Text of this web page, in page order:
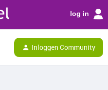
log in
Inloggen Community